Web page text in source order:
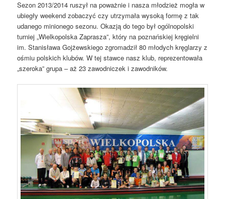
Sezon 2013/2014 ruszył na poważnie i nasza młodzież mogła w
ubiegły weekend zobaczyć czy utrzymała wysoką formę z tak
udanego minionego sezonu. Okazją do tego był ogólnopolski
turniej „Wielkopolska Zaprasza”, który na poznańskiej kręgielni
im. Stanisława Gojżewskiego zgromadził 80 młodych kręglarzy z
ośmiu polskich klubów. W tej stawce nasz klub, reprezentowała
„szeroka” grupa – aż 23 zawodniczek i zawodników.